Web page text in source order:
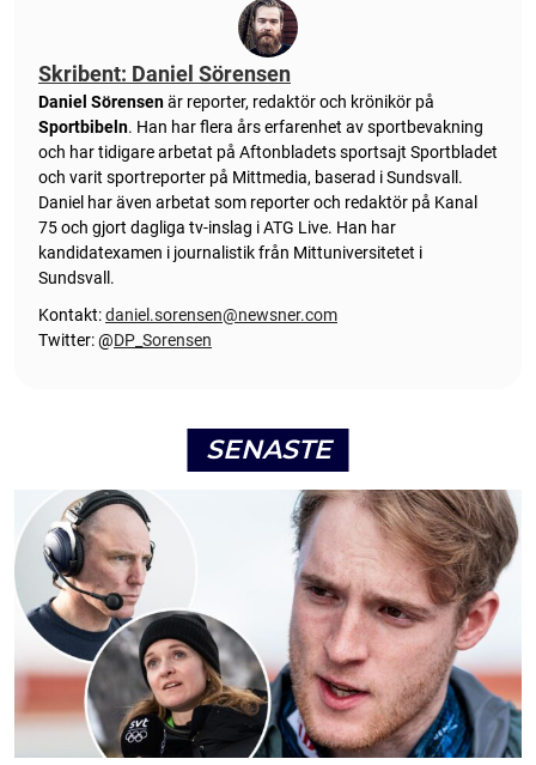
Skribent: Daniel Sörensen
Daniel Sörensenär reporter, redaktör och krönikör på
Sportbibeln. Han har flera års erfarenhet av sportbevakning
och har tidigare arbetat på Aftonbladets sportsajt Sportbladet
och varit sportreporter på Mittmedia, baserad i Sundsvall.
Daniel har även arbetat som reporter och redaktör på Kanal
75 och gjort dagliga tv-inslag i ATG Live. Han har
kandidatexamen i journalistik från Mittuniversitetet i
Sundsvall.
Kontakt:daniel.sorensen@newsner.com
Twitter: @DP_Sorensen
SENASTE